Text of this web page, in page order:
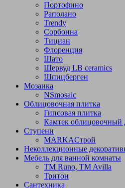
Портофино
Раполано
Trendy
Сорбонна
Тициан
Флоренция
Шато
Шервуд LB ceramics
Шпицберген
Мозаика
NSmosaic
Облицовочная плитка
Гипсовая плитка
Камтек облицовочный
Ступени
МARKAСтрой
Неколлекционные
Мебель для ванной комнаты
TM Runo, TM Avilla
Тритон
Сантехника